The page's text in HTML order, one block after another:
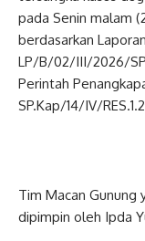
pada Senin malam
berdasarkan
LP/B/02/III/2026/
Perintah
SP.Kap/14/IV/
Tim Macan Gunung
dipimpin oleh Ipda